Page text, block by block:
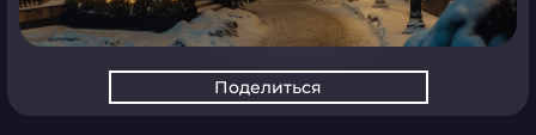
Поделиться